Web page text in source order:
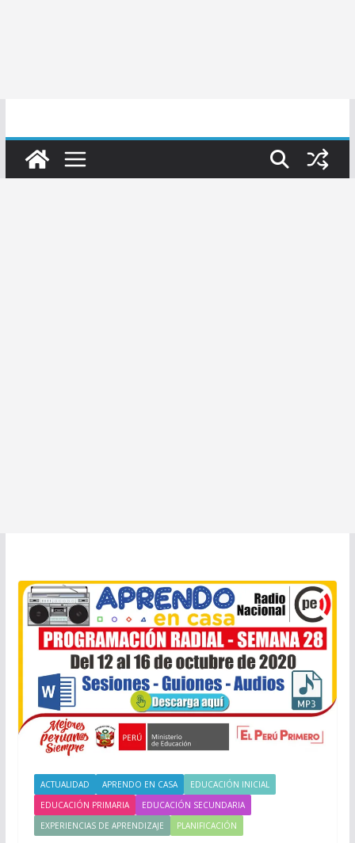
ACTUALIDAD APRENDO EN CASA
EDUCACIÓN INICIAL
EDUCACIÓN PRIMARIA
EDUCACIÓN SECUNDARIA
EXPERIENCIAS DE APRENDIZAJE
PLANIFICACIÓN